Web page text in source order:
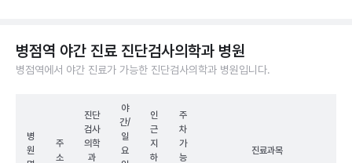
병점역 야간 진료 진단검사의학과 병원
병점역에서 야간 진료가 가능한 진단검사의학과 병원입니다.
병
원
주
소
진단
검사
의학
과
야
간/
일
요
인
근
지
하
주
차
가
능
진료과목